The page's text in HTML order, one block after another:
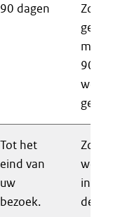
90 dagen
Zorgt
90
Tot het
eind van
uw
bezoek.
Zorgt
de